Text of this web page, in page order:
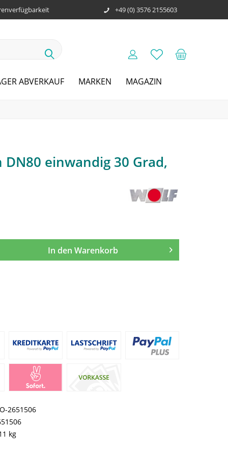
+49 (0) 3576 2155603
ABVERKAUF MARKEN MAGAZIN
DN80 einwandig 30 Grad,
In den Warenkorb
2651506
kg